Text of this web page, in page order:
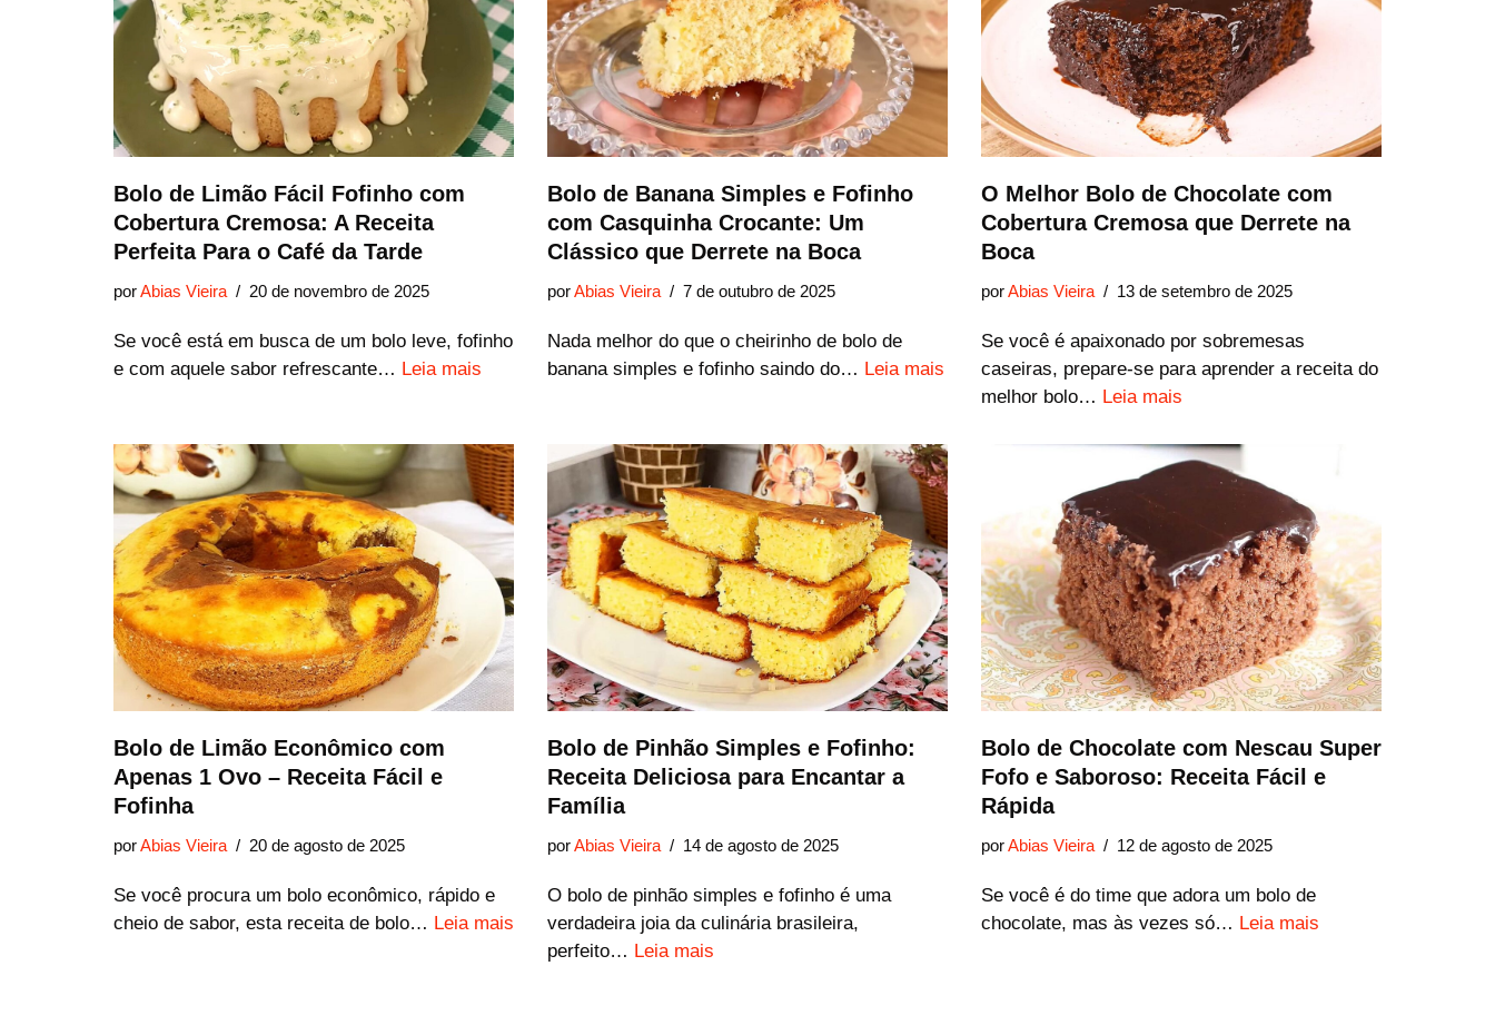
Bolo de Limão Fácil Fofinho com
Cobertura Cremosa: A Receita
Perfeita Para o Café da Tarde
porAbias Vieira 20 de novembro de 2025
Se você está em busca de um bolo leve, fofinho
e com aquele sabor refrescante… Leia mais
Bolo de Banana Simples e Fofinho
com Casquinha Crocante: Um
Clássico que Derrete na Boca
porAbias Vieira 7 de outubro de 2025
Nada melhor do que o cheirinho de bolo de
banana simples e fofinho saindo do… Leia mais
O Melhor Bolo de Chocolate com
Cobertura Cremosa que Derrete na
Boca
porAbias Vieira 13 de setembro de 2025
Se você é apaixonado por sobremesas
caseiras, prepare-se para aprender a receita do
melhor bolo… Leia mais
Bolo de Limão Econômico com
Apenas 1 Ovo – Receita Fácil e
Fofinha
porAbias Vieira 20 de agosto de 2025
Se você procura um bolo econômico, rápido e
cheio de sabor, esta receita de bolo… Leia mais
Bolo de Pinhão Simples e Fofinho:
Receita Deliciosa para Encantar a
Família
porAbias Vieira 14 de agosto de 2025
O bolo de pinhão simples e fofinho é uma
verdadeira joia da culinária brasileira,
perfeito… Leia mais
Bolo de Chocolate com Nescau Super
Fofo e Saboroso: Receita Fácil e
Rápida
porAbias Vieira 12 de agosto de 2025
Se você é do time que adora um bolo de
chocolate, mas às vezes só… Leia mais